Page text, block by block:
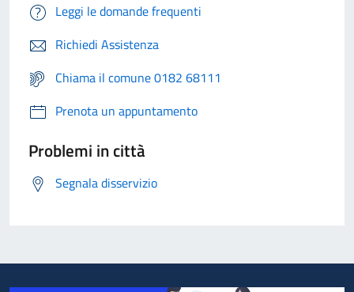
Leggi le domande frequenti
Richiedi Assistenza
Chiama il comune 0182 68111
Prenota un appuntamento
Problemi in città
Segnala disservizio